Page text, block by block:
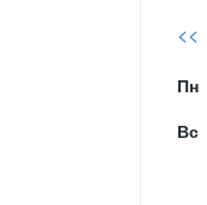
<<
Пн
Вс